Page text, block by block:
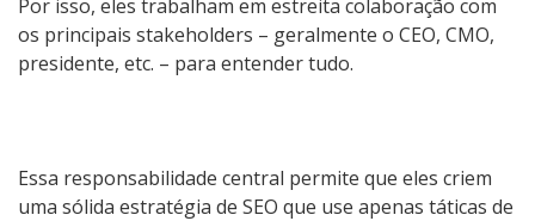
Por isso, eles trabalham em estreita colaboração com
os principais stakeholders – geralmente o CEO, CMO,
presidente, etc. – para entender tudo.
Essa responsabilidade central permite que eles criem
uma sólida estratégia de SEO que use apenas táticas de